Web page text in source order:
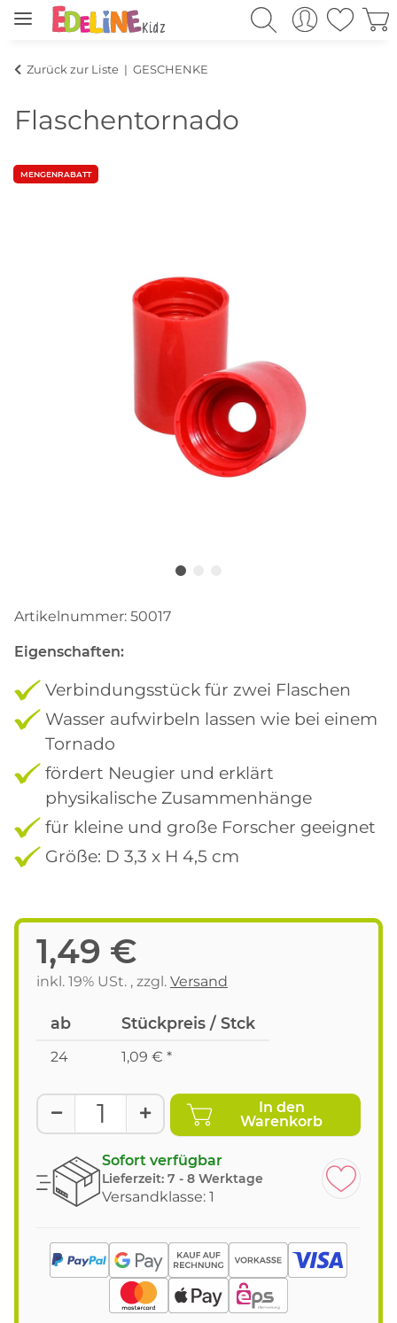
Zurück zur Liste GESCHENKE
Flaschentornado
MENGENRABATT
Artikelnummer: 50017
Eigenschaften:
Verbindungsstück für zwei Flaschen
Wasser aufwirbeln lassen wie bei einem
Tornado
fördert Neugier und erklärt
physikalische Zusammenhänge
für kleine und große Forscher geeignet
Größe: D 3,3 x H 4,5 cm
1,49 €
inkl. 19% USt. , zzgl. Versand
ab Stückpreis / Stck
24 1,09 € *
In den
Warenkorb
Sofort verfügbar
Lieferzeit: 7 - 8 Werktage
Versandklasse: 1